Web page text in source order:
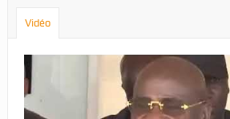
Vidéo